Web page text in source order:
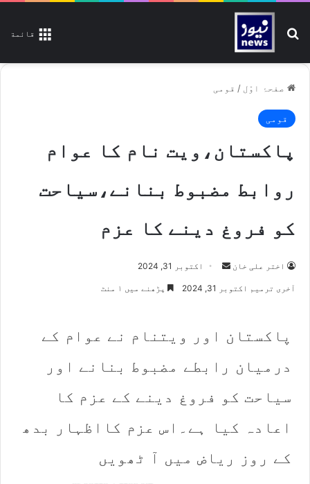
قائمة تلاش کیجیے
صفحۂ اوّل / قومی
قومی
پاکستان،ویت نام کا عوام
روابط مضبوط بنانے،سیاحت
کو فروغ دینے کا عزم
اختر علی خان
l
اکتوبر 31, 2024
آخری ترمیم اکتوبر 31, 2024 پڑھنے میں ۱ منٹ
پاکستان اور ویتنام نے عوام کے
درمیان رابطے مضبوط بنانے اور
سیاحت کو فروغ دینے کے عزم کا
اعادہ کیا ہے۔اس عزم کااظہار بدھ
کے روز ریاض میں آ ٹھویں